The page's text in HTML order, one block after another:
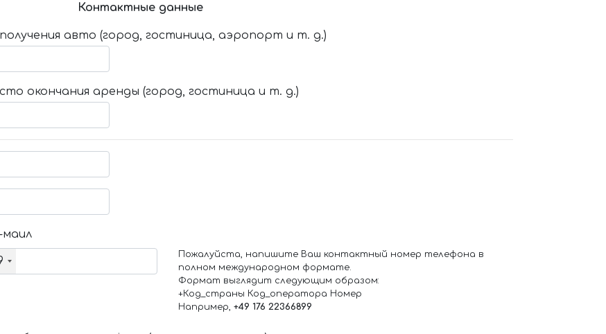
Контактные данные
авто (город, гостиница, аэропорт и т. д.)
окончания аренды (город, гостиница и т. д.)
Пожалуйста, напишите Ваш контактный номер телефона в
полном международном формате.
Формат выглядит следующим образом:
+Код_страны Код_оператора Номер
Например, +49 176 22366899